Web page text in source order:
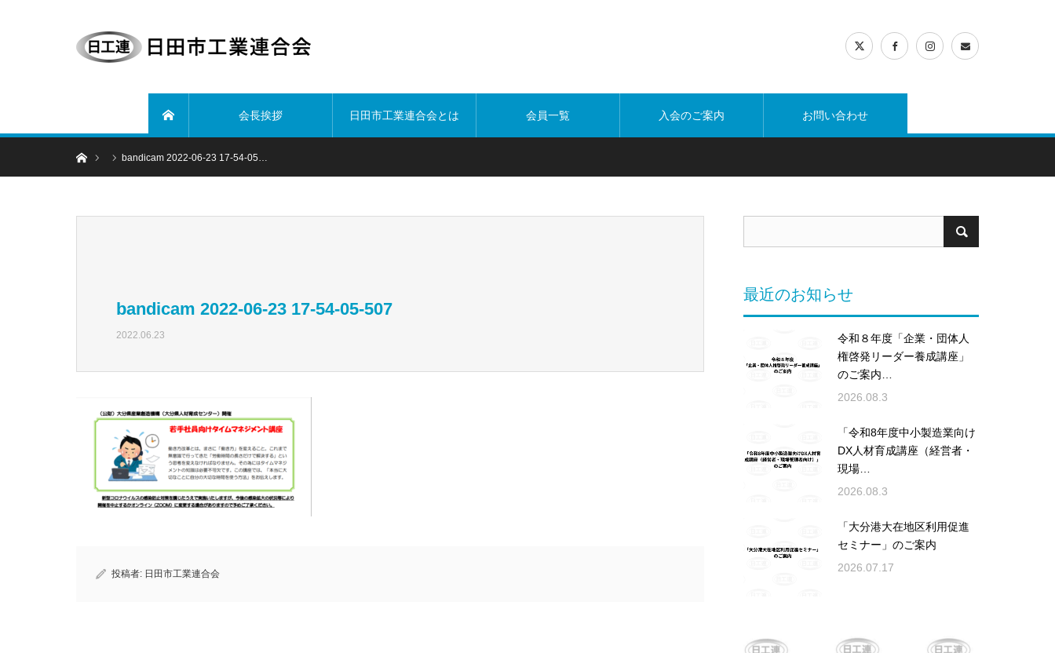
会長挨拶 日田市工業連合会とは 会員一覧 入会のご案内 お問い合わせ
ホーム bandicam 2022-06-23 17-54-05…
bandicam 2022-06-23 17-54-05-507
2022.06.23
投稿者: 日田市工業連合会
最近のお知らせ
令和８年度「企業・団体人
権啓発リーダー養成講座」
のご案内…
2026.08.3
「令和8年度中小製造業向け
DX人材育成講座（経営者・
現場…
2026.08.3
「大分港大在地区利用促進
セミナー」のご案内
2026.07.17